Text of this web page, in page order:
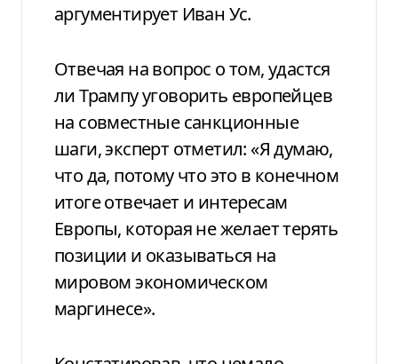
аргументирует Иван Ус.
Отвечая на вопрос о том, удастся
ли Трампу уговорить европейцев
на совместные санкционные
шаги, эксперт отметил: «Я думаю,
что да, потому что это в конечном
итоге отвечает и интересам
Европы, которая не желает терять
позиции и оказываться на
мировом экономическом
маргинесе».